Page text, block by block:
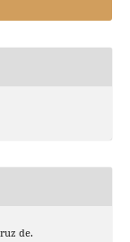
de.